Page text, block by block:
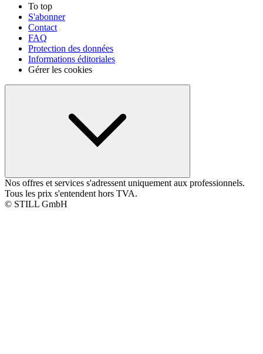
To top
S'abonner
Contact
FAQ
Protection des données
Informations éditoriales
Gérer les cookies
Nos offres et services s'adressent uniquement aux professionnels.
Tous les prix s'entendent hors TVA.
© STILL GmbH